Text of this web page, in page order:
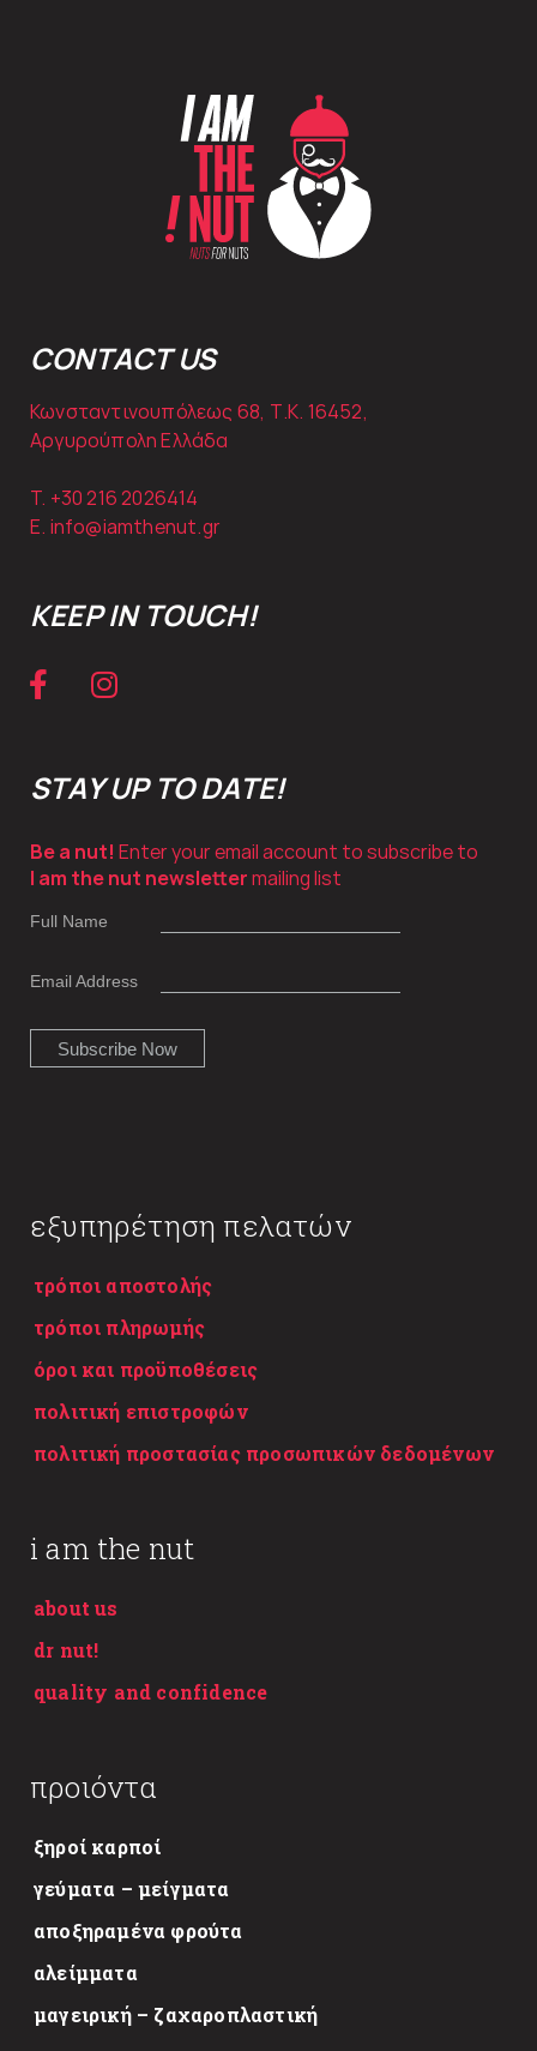
CONTACT US
Κωνσταντινουπόλεως 68, Τ.Κ. 16452,
Αργυρούπολη Ελλάδα
T. +30216 2026414
E. info@iamthenut.gr
KEEP IN TOUCH!
STAY UP TO DATE!
Be a nut! Enter your email account to subscribe to
I am the nut newslettermailing list
Full Name
Email Address
εξυπηρέτηση πελατών
τρόποι αποστολής
τρόποι πληρωμής
όροι και προϋποθέσεις
πολιτική επιστροφών
πολιτική προστασίας προσωπικών δεδομένων
i am the nut
about us
dr nut!
quality and confidence
προιόντα
ξηροί καρποί
γεύματα – μείγματα
αποξηραμένα φρούτα
αλείμματα
μαγειρική – ζαχαροπλαστική